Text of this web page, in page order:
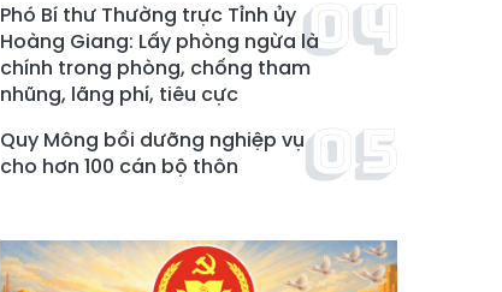
Phó Bí thư Thường trực Tỉnh ủy
Hoàng Giang: Lấy phòng ngừa là
chính trong phòng, chống tham
nhũng, lãng phí, tiêu cực
Quy Mông bồi dưỡng nghiệp vụ
cho hơn 100 cán bộ thôn